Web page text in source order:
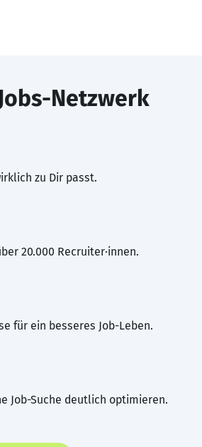
Netzwerk
zu Dir passt.
20.000 Recruiter·innen.
für ein besseres Job-Leben.
Job-Suche deutlich optimieren.